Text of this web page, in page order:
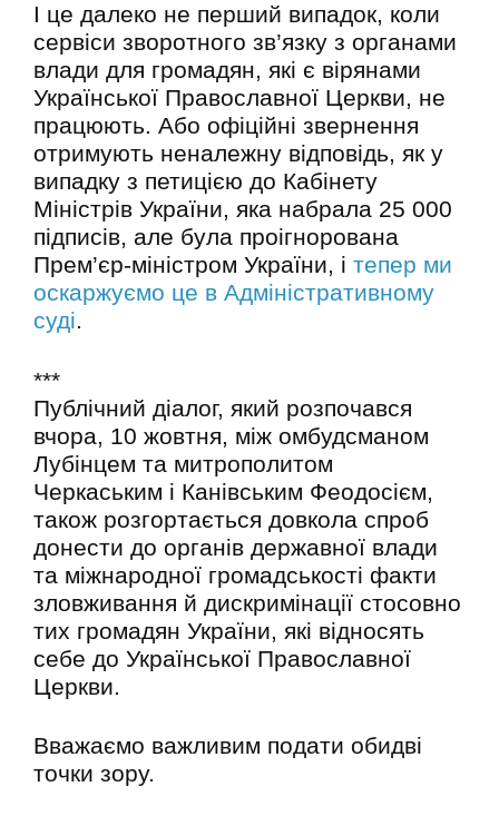
І це далеко не перший випадок, коли
сервіси зворотного зв’язку з органами
влади для громадян, які є вірянами
Української Православної Церкви, не
працюють. Або офіційні звернення
отримують неналежну відповідь, як у
випадку з петицією до Кабінету
Міністрів України, яка набрала 25 000
підписів, але була проігнорована
Прем’єр-міністром України, і тепер ми
оскаржуємо це в Адміністративному
суді.
***
Публічний діалог, який розпочався
вчора, 10 жовтня, між омбудсманом
Лубінцем та митрополитом
Черкаським і Канівським Феодосієм,
також розгортається довкола спроб
донести до органів державної влади
та міжнародної громадськості факти
зловживання й дискримінації стосовно
тих громадян України, які відносять
себе до Української Православної
Церкви.
Вважаємо важливим подати обидві
точки зору.